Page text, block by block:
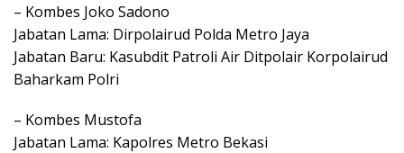
– Kombes Joko Sadono
Jabatan Lama: Dirpolairud Polda Metro Jaya
Jabatan Baru: Kasubdit Patroli Air Ditpolair Korpolairud
Baharkam Polri
– Kombes Mustofa
Jabatan Lama: Kapolres Metro Bekasi